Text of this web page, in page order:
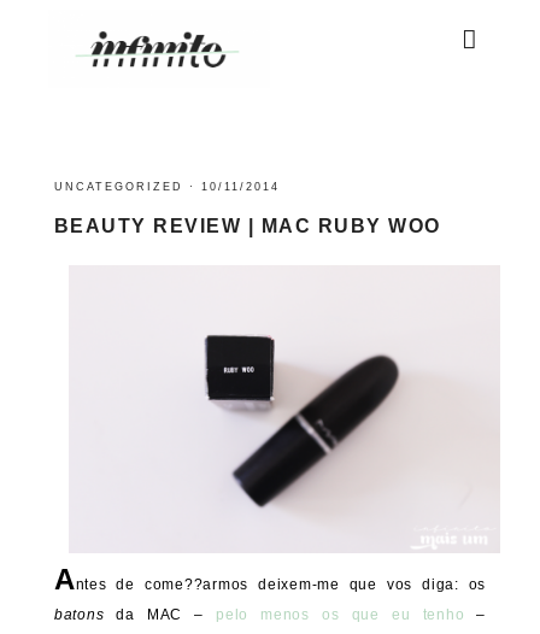
UNCATEGORIZED · 10/11/2014
BEAUTY REVIEW | MAC RUBY WOO
Antes de come??armos deixem-me que vos diga: os
batons da MAC – pelo menos os que eu tenho –